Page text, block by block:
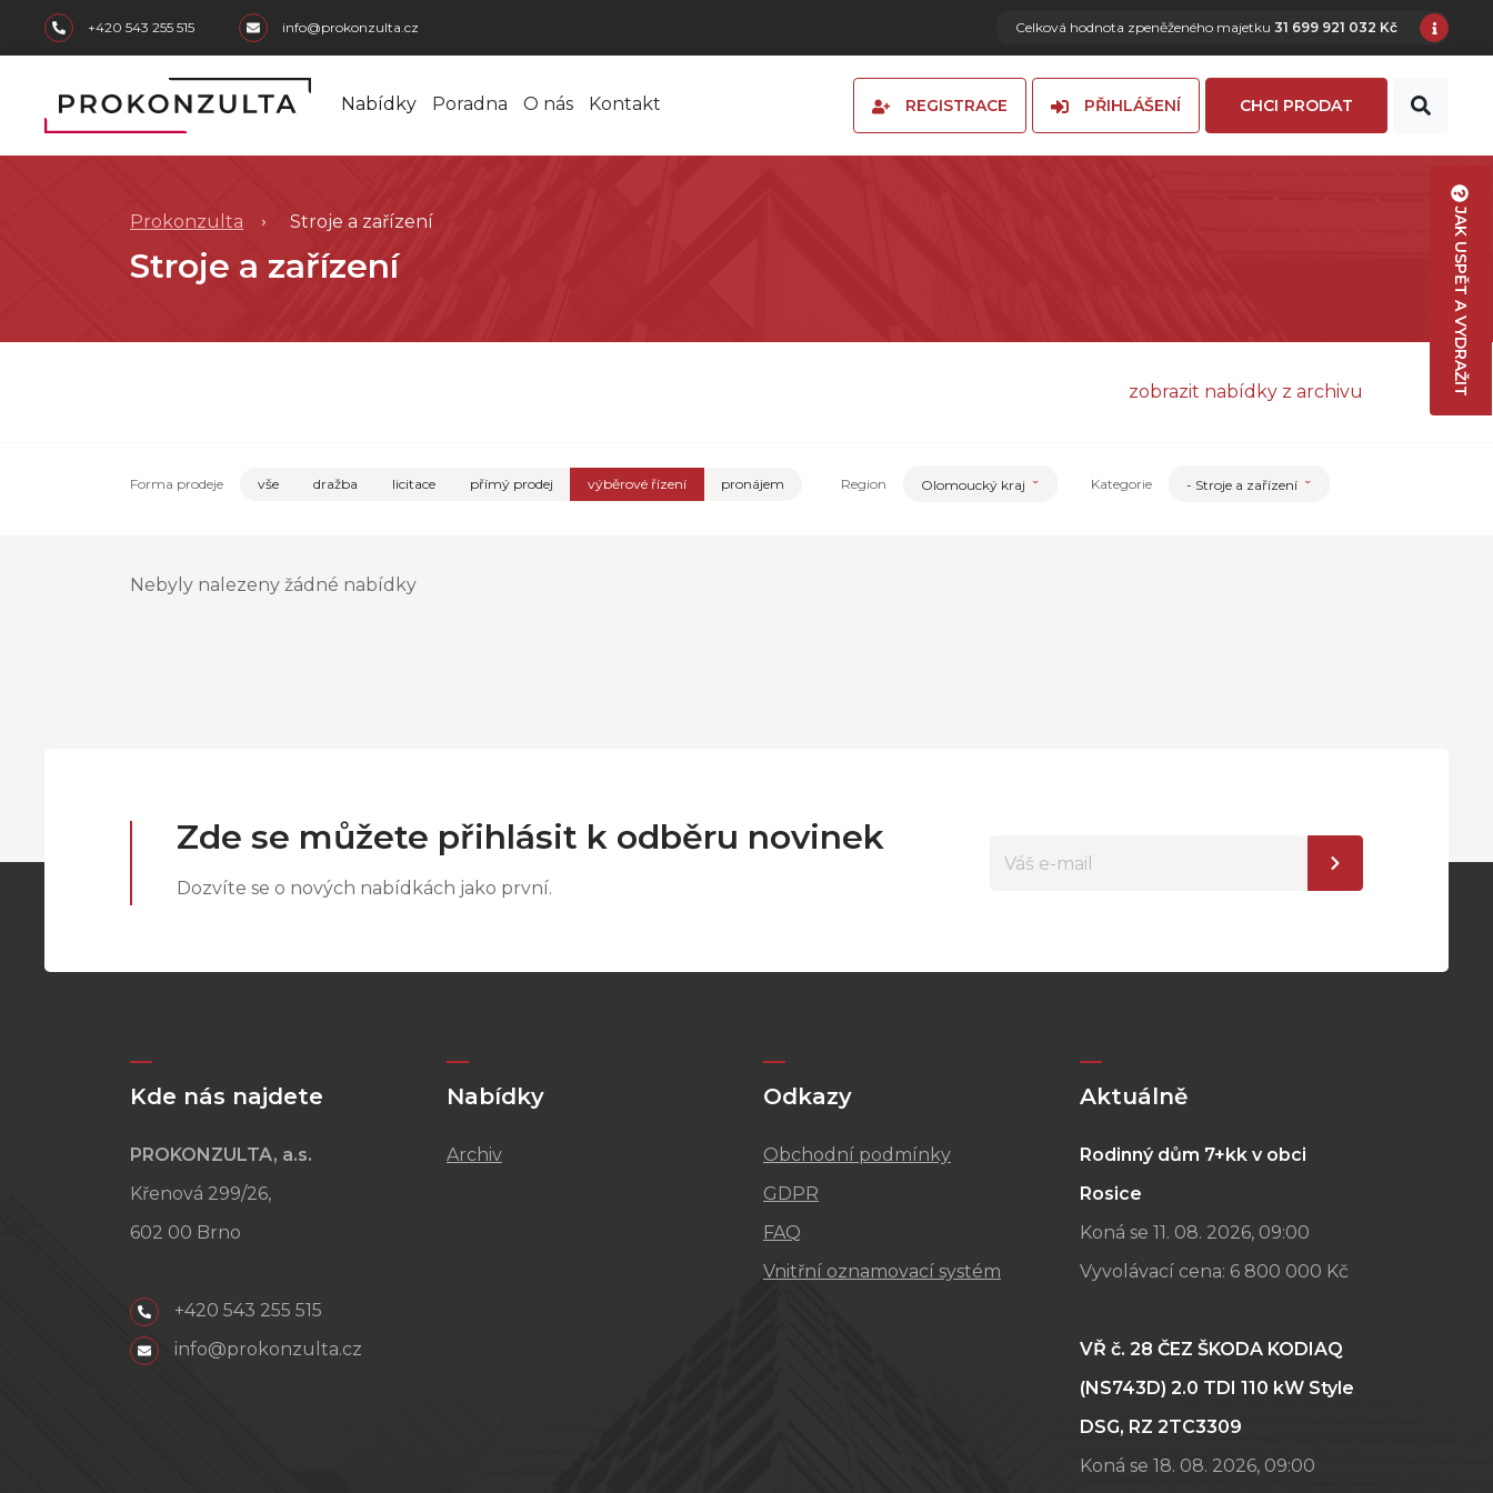
skip to main content
+420 543 255 515 info@prokonzulta.cz Celková hodnota zpeněženého majetku 31 699 921 032 Kč
Nabídky Poradna O nás Kontakt REGISTRACE PŘIHLÁŠENÍ CHCI PRODAT
Prokonzulta Stroje a zařízení
Stroje a zařízení
zobrazit nabídky z archivu
Forma prodeje vše dražba licitace přímý prodej výběrové řízení pronájem Region Olomoucký kraj Kategorie - Stroje a zařízení
Nebyly nalezeny žádné nabídky
JAK USPĚT A VYDRAŽIT
Zde se můžete přihlásit k odběru novinek
Dozvíte se o nových nabídkách jako první.
Kde nás najdete
PROKONZULTA, a.s.
Křenová 299/26,
602 00 Brno
+420 543 255 515
info@prokonzulta.cz
Nabídky
Archiv
Odkazy
Obchodní podmínky
GDPR
FAQ
Vnitřní oznamovací systém
Aktuálně
Rodinný dům 7+kk v obci
Rosice
Koná se 11. 08. 2026, 09:00
Vyvolávací cena: 6 800 000 Kč
VŘ č. 28 ČEZ ŠKODA KODIAQ
(NS743D) 2.0 TDI 110 kW Style
DSG, RZ 2TC3309
Koná se 18. 08. 2026, 09:00